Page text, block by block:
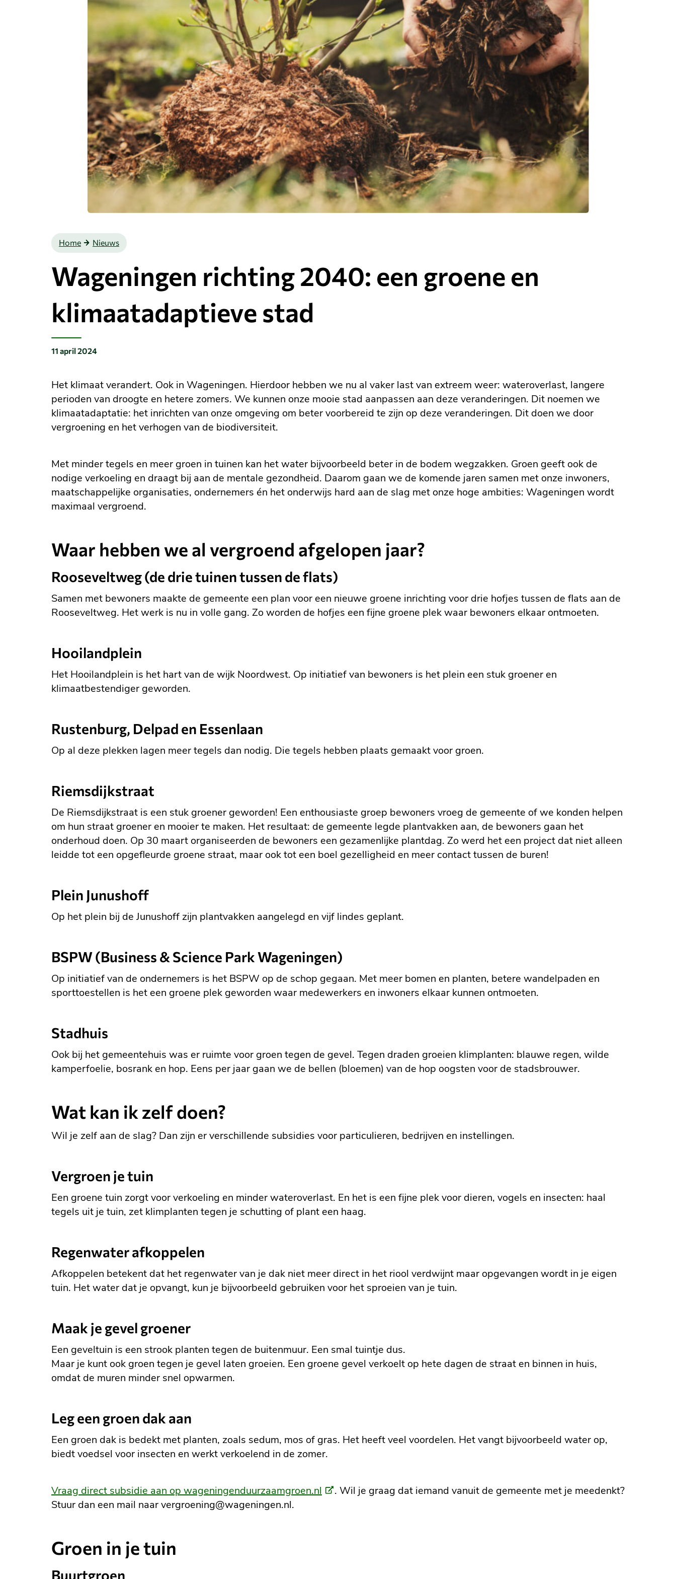
Home Nieuws
Wageningen richting 2040: een groene en
klimaatadaptieve stad
Gepubliceerd
11 april 2024
Het klimaat verandert. Ook in Wageningen. Hierdoor hebben we nu al vaker last van extreem weer: wateroverlast, langere
perioden van droogte en hetere zomers. We kunnen onze mooie stad aanpassen aan deze veranderingen. Dit noemen we
klimaatadaptatie: het inrichten van onze omgeving om beter voorbereid te zijn op deze veranderingen. Dit doen we door
vergroening en het verhogen van de biodiversiteit.
Met minder tegels en meer groen in tuinen kan het water bijvoorbeeld beter in de bodem wegzakken. Groen geeft ook de
nodige verkoeling en draagt bij aan de mentale gezondheid. Daarom gaan we de komende jaren samen met onze inwoners,
maatschappelijke organisaties, ondernemers én het onderwijs hard aan de slag met onze hoge ambities: Wageningen wordt
maximaal vergroend.
Waar hebben we al vergroend afgelopen jaar?
Rooseveltweg (de drie tuinen tussen de flats)
Samen met bewoners maakte de gemeente een plan voor een nieuwe groene inrichting voor drie hofjes tussen de flats aan de
Rooseveltweg. Het werk is nu in volle gang. Zo worden de hofjes een fijne groene plek waar bewoners elkaar ontmoeten.
Hooilandplein
Het Hooilandplein is het hart van de wijk Noordwest. Op initiatief van bewoners is het plein een stuk groener en
klimaatbestendiger geworden.
Rustenburg, Delpad en Essenlaan
Op al deze plekken lagen meer tegels dan nodig. Die tegels hebben plaats gemaakt voor groen.
Riemsdijkstraat
De Riemsdijkstraat is een stuk groener geworden! Een enthousiaste groep bewoners vroeg de gemeente of we konden helpen
om hun straat groener en mooier te maken. Het resultaat: de gemeente legde plantvakken aan, de bewoners gaan het
onderhoud doen. Op 30 maart organiseerden de bewoners een gezamenlijke plantdag. Zo werd het een project dat niet alleen
leidde tot een opgefleurde groene straat, maar ook tot een boel gezelligheid en meer contact tussen de buren!
Plein Junushoff
Op het plein bij de Junushoff zijn plantvakken aangelegd en vijf lindes geplant.
BSPW (Business & Science Park Wageningen)
Op initiatief van de ondernemers is het BSPW op de schop gegaan. Met meer bomen en planten, betere wandelpaden en
sporttoestellen is het een groene plek geworden waar medewerkers en inwoners elkaar kunnen ontmoeten.
Stadhuis
Ook bij het gemeentehuis was er ruimte voor groen tegen de gevel. Tegen draden groeien klimplanten: blauwe regen, wilde
kamperfoelie, bosrank en hop. Eens per jaar gaan we de bellen (bloemen) van de hop oogsten voor de stadsbrouwer.
Wat kan ik zelf doen?
Wil je zelf aan de slag? Dan zijn er verschillende subsidies voor particulieren, bedrijven en instellingen.
Vergroen je tuin
Een groene tuin zorgt voor verkoeling en minder wateroverlast. En het is een fijne plek voor dieren, vogels en insecten: haal
tegels uit je tuin, zet klimplanten tegen je schutting of plant een haag.
Regenwater afkoppelen
Afkoppelen betekent dat het regenwater van je dak niet meer direct in het riool verdwijnt maar opgevangen wordt in je eigen
tuin. Het water dat je opvangt, kun je bijvoorbeeld gebruiken voor het sproeien van je tuin.
Maak je gevel groener
Een geveltuin is een strook planten tegen de buitenmuur. Een smal tuintje dus.
Maar je kunt ook groen tegen je gevel laten groeien. Een groene gevel verkoelt op hete dagen de straat en binnen in huis,
omdat de muren minder snel opwarmen.
Leg een groen dak aan
Een groen dak is bedekt met planten, zoals sedum, mos of gras. Het heeft veel voordelen. Het vangt bijvoorbeeld water op,
biedt voedsel voor insecten en werkt verkoelend in de zomer.
Vraag direct subsidie aan op wageningenduurzaamgroen.nl (Externe
. Wil je graag dat iemand vanuit de gemeente met je meedenkt?
Stuur dan een mail naar vergroening@wageningen.nl.
Groen in je tuin
Buurtgroen